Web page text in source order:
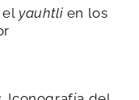
yauhtli en los